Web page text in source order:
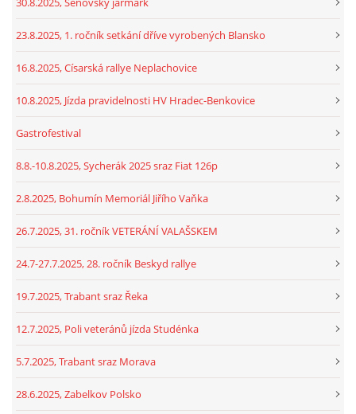
23.8.2025, 1. ročník setkání dříve vyrobených Blansko
16.8.2025, Císarská rallye Neplachovice
10.8.2025, Jízda pravidelnosti HV Hradec-Benkovice
Gastrofestival
8.8.-10.8.2025, Sycherák 2025 sraz Fiat 126p
2.8.2025, Bohumín Memoriál Jiřího Vaňka
26.7.2025, 31. ročník VETERÁNÍ VALAŠSKEM
24.7-27.7.2025, 28. ročník Beskyd rallye
19.7.2025, Trabant sraz Řeka
12.7.2025, Poli veteránů jízda Studénka
5.7.2025, Trabant sraz Morava
28.6.2025, Zabelkov Polsko